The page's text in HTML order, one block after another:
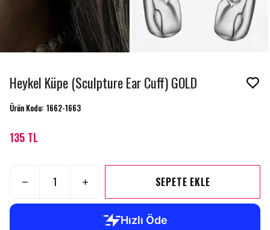
Heykel Küpe (Sculpture Ear Cuff) GOLD
Ürün Kodu: 1662-1663
135 TL
SEPETE EKLE